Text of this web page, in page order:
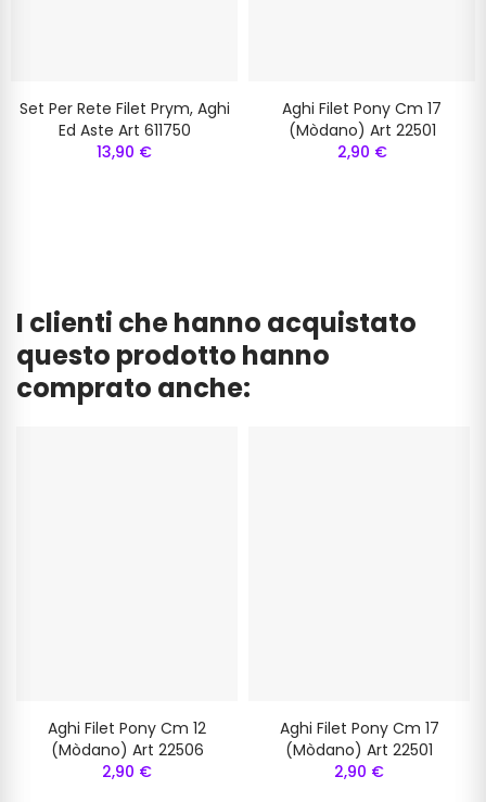
Set Per Rete Filet Prym, Aghi
Ed Aste Art 611750
13,90 €
Aghi Filet Pony Cm 17
(mòdano) Art 22501
2,90 €
I clienti che hanno acquistato
questo prodotto hanno
comprato anche:
Aghi Filet Pony Cm 12
(mòdano) Art 22506
2,90 €
Aghi Filet Pony Cm 17
(mòdano) Art 22501
2,90 €